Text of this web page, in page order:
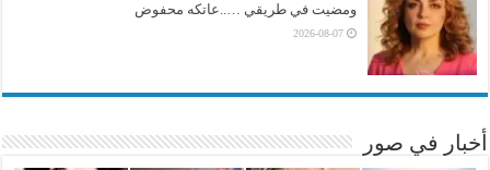
ومضيت في طريقي …..عاتكه محفوض
2026-08-07
أخبار في صور